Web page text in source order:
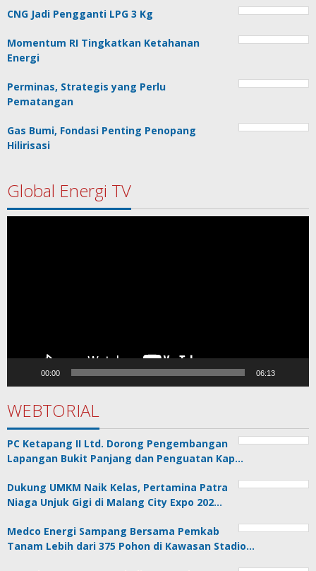
CNG Jadi Pengganti LPG 3 Kg
Momentum RI Tingkatkan Ketahanan
Energi
Perminas, Strategis yang Perlu
Pematangan
Gas Bumi, Fondasi Penting Penopang
Hilirisasi
Global Energi TV
00:00 06:13
WEBTORIAL
PC Ketapang II Ltd. Dorong Pengembangan
Lapangan Bukit Panjang dan Penguatan Kap…
Dukung UMKM Naik Kelas, Pertamina Patra
Niaga Unjuk Gigi di Malang City Expo 202…
Medco Energi Sampang Bersama Pemkab
Tanam Lebih dari 375 Pohon di Kawasan Stadio…